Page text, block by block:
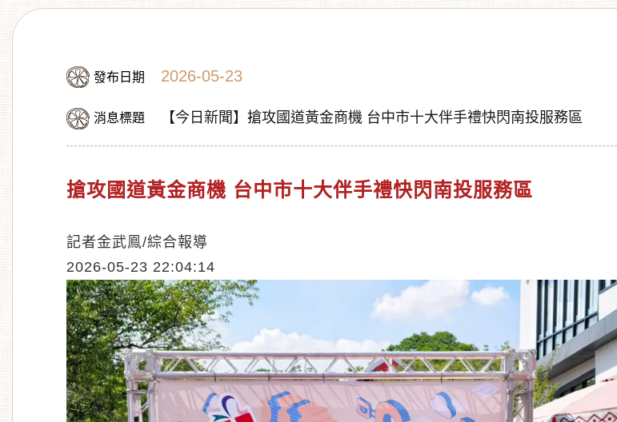
發布日期 2026-05-23
消息標題 【今日新聞】搶攻國道黃金商機 台中市十大伴手禮快閃南投服務區
搶攻國道黃金商機 台中市十大伴手禮快閃南投服務區
記者金武鳯/綜合報導
2026-05-23 22:04:14